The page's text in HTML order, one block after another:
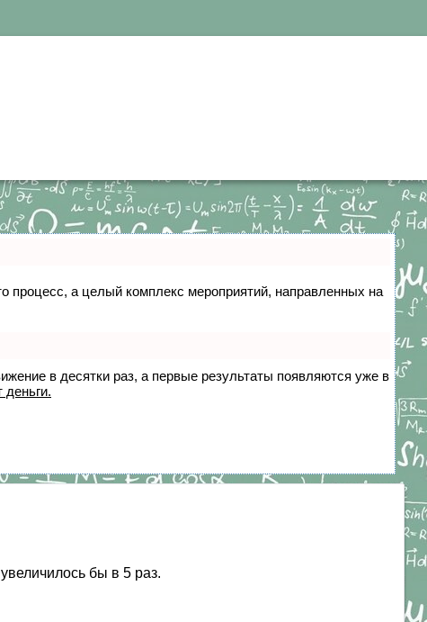
процесс, а целый комплекс мероприятий, направленных на
в десятки раз, а первые результаты появляются уже в
деньги.
бы в 5 раз.